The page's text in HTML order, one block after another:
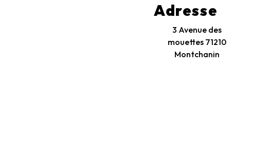
Adresse
3 Avenue des
mouettes 71210
Montchanin